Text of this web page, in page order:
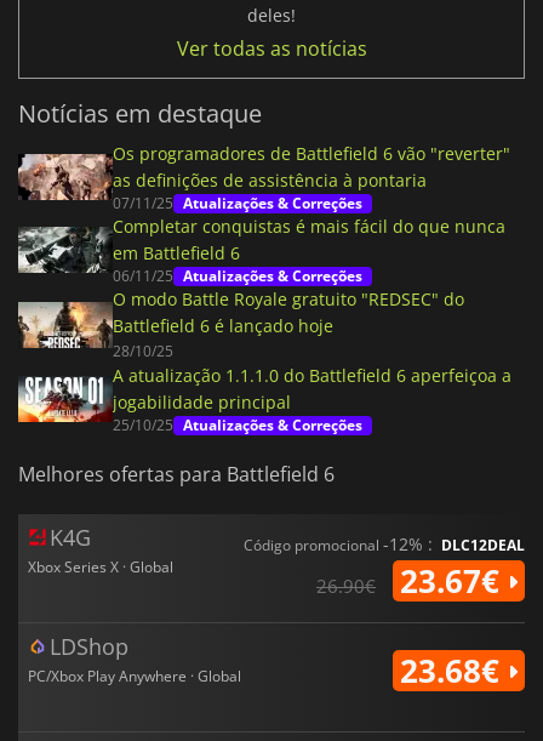
deles!
Ver todas as notícias
Notícias em destaque
Os programadores de Battlefield 6 vão "reverter"
as definições de assistência à pontaria
07/11/25 Atualizações & Correções
Completar conquistas é mais fácil do que nunca
em Battlefield 6
06/11/25 Atualizações & Correções
O modo Battle Royale gratuito "REDSEC" do
Battlefield 6 é lançado hoje
28/10/25
A atualização 1.1.1.0 do Battlefield 6 aperfeiçoa a
jogabilidade principal
25/10/25 Atualizações & Correções
Melhores ofertas para Battlefield 6
K4G
Xbox Series X · Global
Código promocional -12% : DLC12DEAL
26.90€ 23.67€
LDShop
PC/Xbox Play Anywhere · Global 23.68€